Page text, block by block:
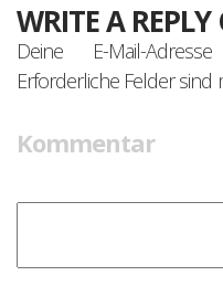
WRITE A
Deine E-Mail-
Erforderliche Felder sind
Kommentar